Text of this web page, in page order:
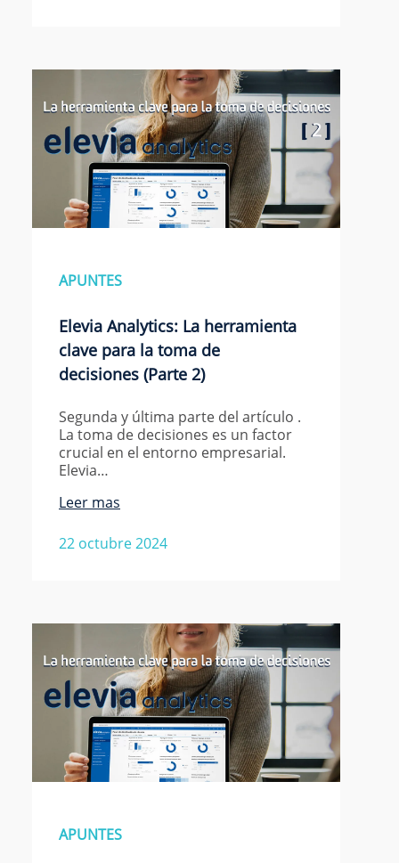
APUNTES
Elevia Analytics: La herramienta
clave para la toma de
decisiones (Parte 2)
Segunda y última parte del artículo .
La toma de decisiones es un factor
crucial en el entorno empresarial.
Elevia…
22 octubre 2024
Leer mas
APUNTES